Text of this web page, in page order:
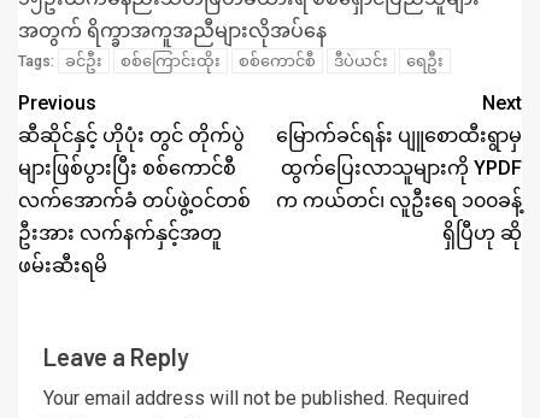
အတွက် ရိက္ခာအကူအညီများလိုအပ်နေ
Tags: ခင်ဦး စစ်ကြောင်းထိုး စစ်ကောင်စီ ဒီပဲယင်း ရေဦး
Previous
ဆီဆိုင်နှင့် ဟိုပုံး တွင် တိုက်ပွဲ
များဖြစ်ပွားပြီး စစ်ကောင်စီ
လက်အောက်ခံ တပ်ဖွဲ့ဝင်တစ်
ဦးအား လက်နက်နှင့်အတူ
ဖမ်းဆီးရမိ
Next
မြောက်ခင်ရန်း ပျူစောထီးရွာမှ
ထွက်ပြေးလာသူများကို YPDF
က ကယ်တင်၊ လူဦးရေ ၁၀၀ခန့်
ရှိပြီဟု ဆို
Leave a Reply
Your email address will not be published. Required